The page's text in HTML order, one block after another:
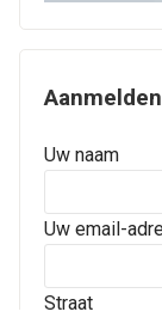
Uw naam
Uw email-
Straat